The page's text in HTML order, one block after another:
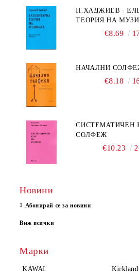
П.ХАДЖИЕВ -
ТЕОРИЯ НА
€8.69
НАЧАЛНИ
€8.18
СИСТЕМАТИЧЕН
СОЛФЕЖ
€10.23
Новини
Абонирай се за новини
Виж всички
Марки
KAWAI Kirkland